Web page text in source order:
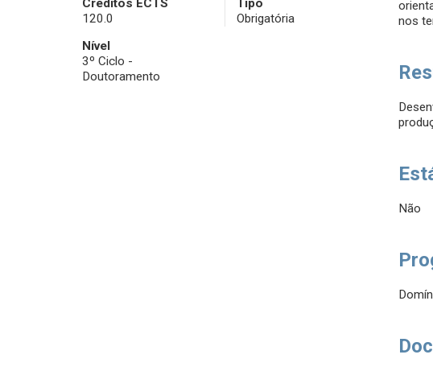
Créditos ECTS
120.0
Tipo
Obrigatória
Nível
3º Ciclo -
Doutoramento
nos
Não